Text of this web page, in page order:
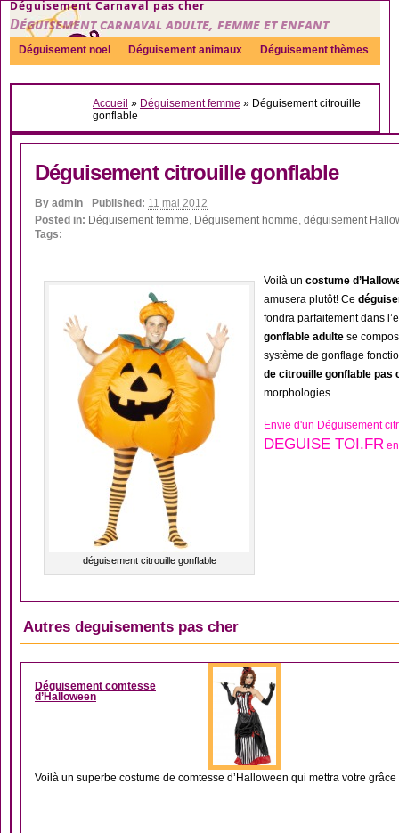
Déguisement Carnaval pas cher
Déguisement carnaval adulte, femme et enfant
Déguisement noel Déguisement animaux Déguisement thèmes
Sexy Déguisement couple Déguisements par genre Idées
Accueil » Déguisement femme » Déguisement citrouille
gonflable
Déguisement citrouille gonflable
By admin Published: 11 mai 2012
Posted in: Déguisement femme, Déguisement homme, déguisement
Tags:
déguisement citrouille gonflable
Voilà un costume
amusera plutôt! Ce
fondra parfaitement dans
gonflable adulte se
système de gonflage
de citrouille gonflable pas
morphologies.
Envie d'un Déguisement
DEGUISE TOI.FR
Autres deguisements pas cher
DÉGUISEMENT
Déguisement comtesse
d’Halloween
Voilà un superbe costume de comtesse d’Halloween qui mettra votre